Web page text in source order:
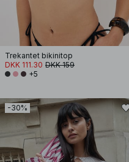
Trekantet bikinitop
DKK 111.30 DKK 159
+5
-30%